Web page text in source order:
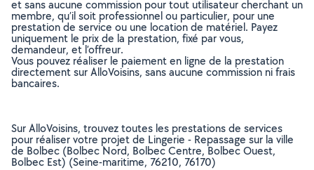
et sans aucune commission pour tout utilisateur cherchant un
membre, qu’il soit professionnel ou particulier, pour une
prestation de service ou une location de matériel. Payez
uniquement le prix de la prestation, fixé par vous,
demandeur, et l’offreur.
Vous pouvez réaliser le paiement en ligne de la prestation
directement sur AlloVoisins, sans aucune commission ni frais
bancaires.
Sur AlloVoisins, trouvez toutes les prestations de services
pour réaliser votre projet de Lingerie - Repassage sur la ville
de Bolbec (Bolbec Nord, Bolbec Centre, Bolbec Ouest,
Bolbec Est) (Seine-maritime, 76210, 76170)